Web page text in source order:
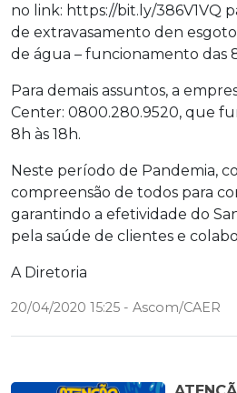
no link: https://bit.ly/386V1VQ
de extravasamento den
de água – funcionamento das
Para demais assuntos, a
Center: 0800.280.9520, que
8h às 18h.
Neste período de Pandemia,
compreensão de todos para
garantindo a efetividade do
pela saúde de clientes e
A Diretoria
20/04/2020 15:25 - Ascom/CAER